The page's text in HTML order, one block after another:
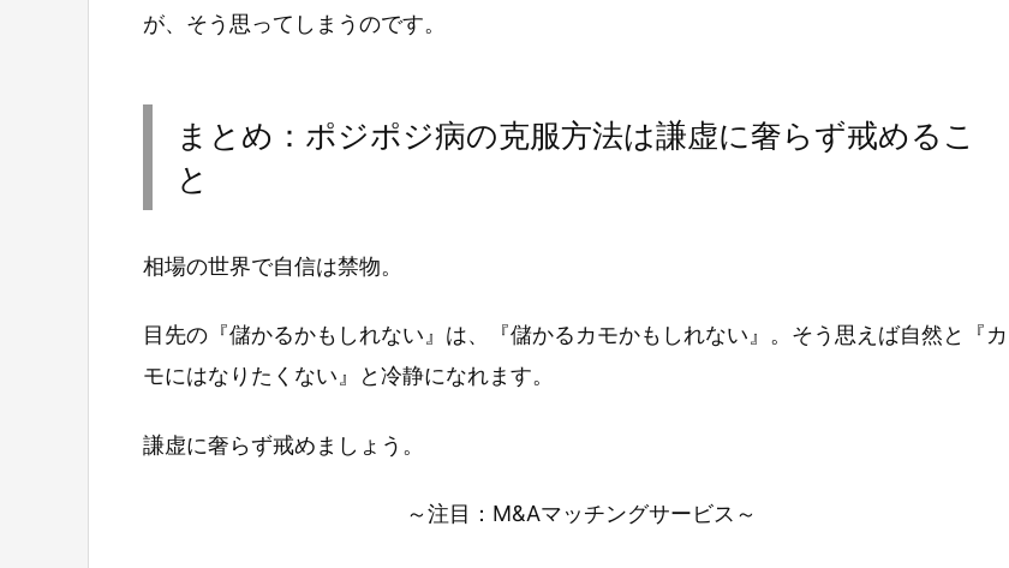
が、そう思ってしまうのです。
まとめ：ポジポジ病の克服方法は謙虚に奢らず戒めるこ
と
相場の世界で自信は禁物。
目先の『儲かるかもしれない』は、『儲かるカモかもしれない』。そう思えば自然と『カ
モにはなりたくない』と冷静になれます。
謙虚に奢らず戒めましょう。
～注目：M&Aマッチングサービス～